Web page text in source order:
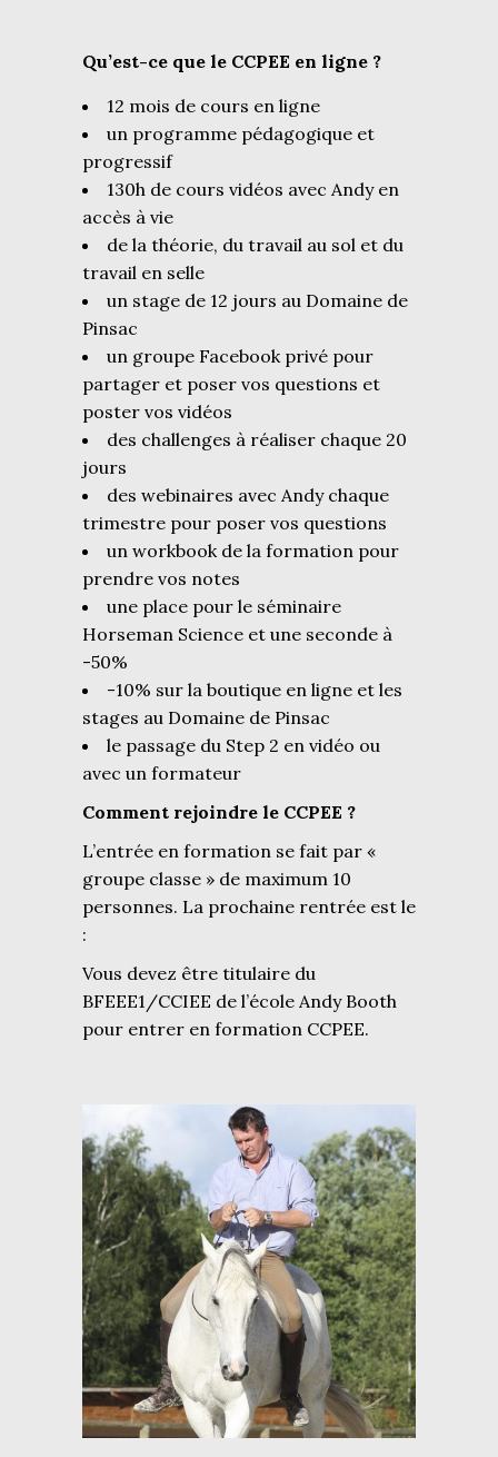
Qu’est-ce que le CCPEE en ligne ?
12 mois de cours en ligne
un programme pédagogique et
progressif
130h de cours vidéos avec Andy en
accès à vie
de la théorie, du travail au sol et du
travail en selle
un stage de 12 jours au Domaine de
Pinsac
un groupe Facebook privé pour
partager et poser vos questions et
poster vos vidéos
des challenges à réaliser chaque 20
jours
des webinaires avec Andy chaque
trimestre pour poser vos questions
un workbook de la formation pour
prendre vos notes
une place pour le séminaire
Horseman Science et une seconde à
-50%
-10% sur la boutique en ligne et les
stages au Domaine de Pinsac
le passage du Step 2 en vidéo ou
avec un formateur
Comment rejoindre le CCPEE ?
L’entrée en formation se fait par «
groupe classe » de maximum 10
personnes. La prochaine rentrée est le
:
Vous devez être titulaire du
BFEEE1/CCIEE de l’école Andy Booth
pour entrer en formation CCPEE.